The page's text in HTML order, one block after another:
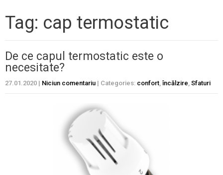
Tag: cap termostatic
De ce capul termostatic este o
necesitate?
27.01.2020 | Niciun comentariu | Categories: confort,încălzire, Sfaturi